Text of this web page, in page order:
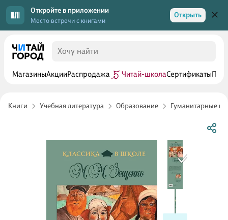
Откройте в приложении
Место встречи с книгами
Открыть
МагазиныАкцииРаспродажа Читай-школаСертификаты
Книги Учебная литература Образование Гуманитарные